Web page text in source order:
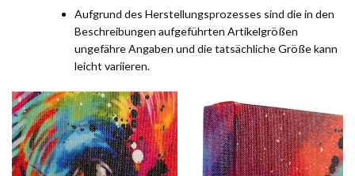
Aufgrund des Herstellungsprozesses sind die in den
Beschreibungen aufgeführten Artikelgrößen
ungefähre Angaben und die tatsächliche Größe kann
leicht variieren.